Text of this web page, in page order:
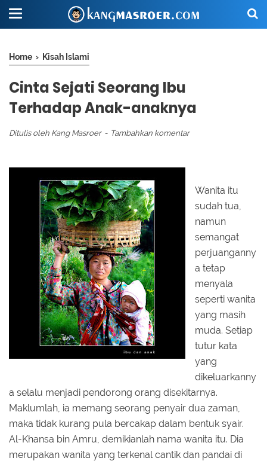
Home › Kisah Islami
Cinta Sejati Seorang Ibu
Terhadap Anak-anaknya
Ditulis oleh Kang Masroer Tambahkan komentar
Wanita itu
sudah tua,
namun
semangat
perjuanganny
a tetap
menyala
seperti wanita
yang masih
muda. Setiap
tutur kata
yang
dikeluarkanny
a selalu menjadi pendorong orang disekitarnya.
Maklumlah, ia memang seorang penyair dua zaman,
maka tidak kurang pula bercakap dalam bentuk syair.
Al-Khansa bin Amru, demikianlah nama wanita itu. Dia
merupakan wanita yang terkenal cantik dan pandai di